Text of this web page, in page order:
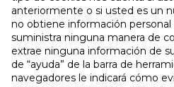
anteriormente o si usted es un
no obtiene información
suministra ninguna manera de
extrae ninguna información de
de “ayuda” de la barra de
navegadores le indicará cómo